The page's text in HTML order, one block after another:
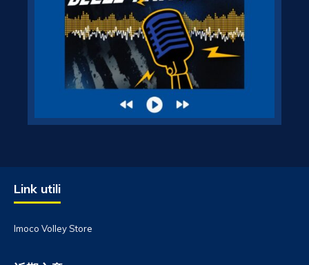
Link utili
Imoco Volley Store